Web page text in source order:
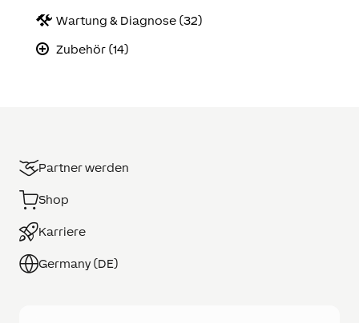
Wartung & Diagnose (32)
Zubehör (14)
Partner werden
Shop
Karriere
Germany (DE)